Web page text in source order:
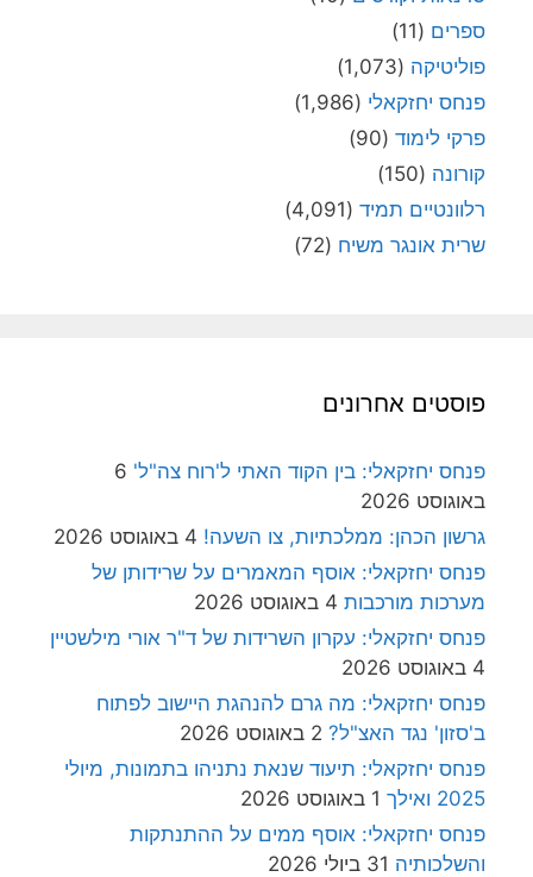
ספרים (11)
פוליטיקה (1,073)
פנחס יחזקאלי (1,986)
פרקי לימוד (90)
קורונה (150)
רלוונטיים תמיד (4,091)
שרית אונגר משיח (72)
פוסטים אחרונים
פנחס יחזקאלי: בין הקוד האתי ל'רוח צה"ל' 6
באוגוסט 2026
גרשון הכהן: ממלכתיות, צו השעה! 4 באוגוסט 2026
פנחס יחזקאלי: אוסף המאמרים על שרידותן של
מערכות מורכבות 4 באוגוסט 2026
פנחס יחזקאלי: עקרון השרידות של ד"ר אורי מילשטיין
4 באוגוסט 2026
פנחס יחזקאלי: מה גרם להנהגת היישוב לפתוח
ב'סזון' נגד האצ"ל? 2 באוגוסט 2026
פנחס יחזקאלי: תיעוד שנאת נתניהו בתמונות, מיולי
2025 ואילך
1 באוגוסט 2026
פנחס יחזקאלי: אוסף ממים על ההתנתקות
והשלכותיה 31 ביולי 2026